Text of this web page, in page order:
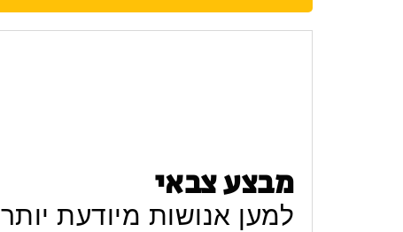
מבצע צבאי
למען אנושות מיודעת יותר